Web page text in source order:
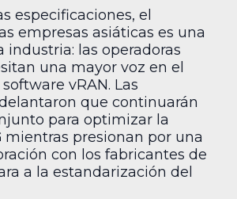
especificaciones, el
empresas asiáticas es una
industria: las operadoras
una mayor voz en el
vRAN. Las
que continuarán
para optimizar la
mientras presionan por una
con los fabricantes de
a la estandarización del